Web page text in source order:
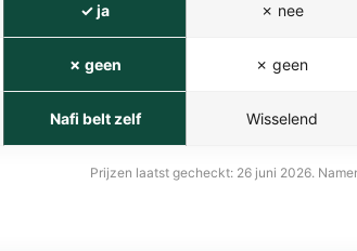
✓ ja ✗ nee
✗ geen ✗ geen
Nafi belt zelf Wisselend
Prijzen laatst gecheckt: 26 juni 2026.